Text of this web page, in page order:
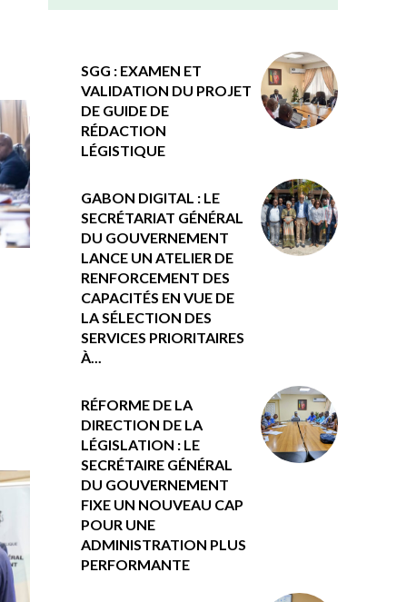
SGG : EXAMEN ET
VALIDATION DU PROJET
DE GUIDE DE
RÉDACTION
LÉGISTIQUE
GABON DIGITAL : LE
SECRÉTARIAT GÉNÉRAL
DU GOUVERNEMENT
LANCE UN ATELIER DE
RENFORCEMENT DES
CAPACITÉS EN VUE DE
LA SÉLECTION DES
SERVICES PRIORITAIRES
À...
RÉFORME DE LA
DIRECTION DE LA
LÉGISLATION : LE
SECRÉTAIRE GÉNÉRAL
DU GOUVERNEMENT
FIXE UN NOUVEAU CAP
POUR UNE
ADMINISTRATION PLUS
PERFORMANTE